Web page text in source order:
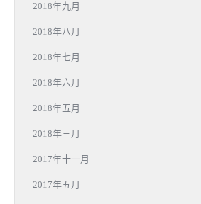
2018年九月
2018年八月
2018年七月
2018年六月
2018年五月
2018年三月
2017年十一月
2017年五月